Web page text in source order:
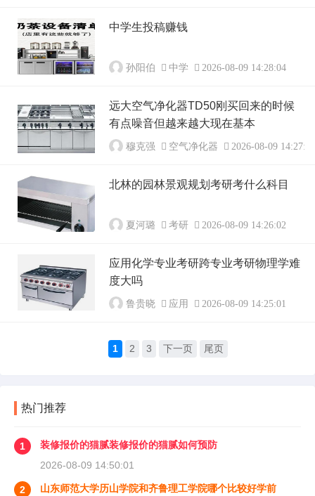
中学生投稿赚钱
孙阳伯 中学 2026-08-09 14:28:04
远大空气净化器TD50刚买回来的时候
有点噪音但越来越大现在基本
穆克强 空气净化器 2026-08-09 14:27:01
北林的园林景观规划考研考什么科目
夏河璐 考研 2026-08-09 14:26:02
应用化学专业考研跨专业考研物理学难
度大吗
鲁贵晓 应用 2026-08-09 14:25:01
1 2 3 下一页 尾页
热门推荐
1
装修报价的猫腻装修报价的猫腻如何预防
2026-08-09 14:50:01
2
山东师范大学历山学院和齐鲁理工学院哪个比较好学前